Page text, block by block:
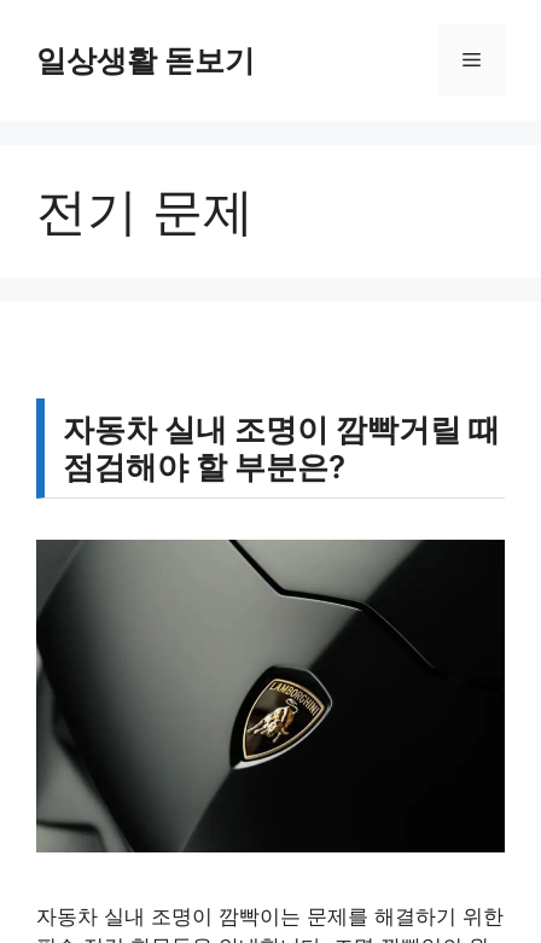
일상생활 돋보기 메
전기 문제
자동차 실내 조명이 깜빡거릴 때
점검해야 할 부분은?
자동차 실내 조명이 깜빡이는 문제를 해결하기 위한